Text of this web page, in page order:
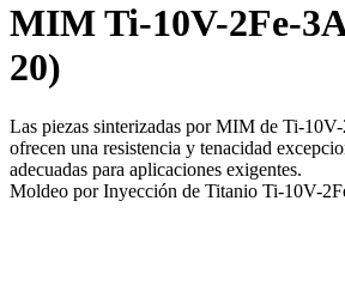
MIM Ti-10V-2Fe-
20)
Las piezas sinterizadas por MIM de Ti-
ofrecen una resistencia y tenacidad
adecuadas para aplicaciones exigentes.
Moldeo por Inyección de Titanio Ti-10V-